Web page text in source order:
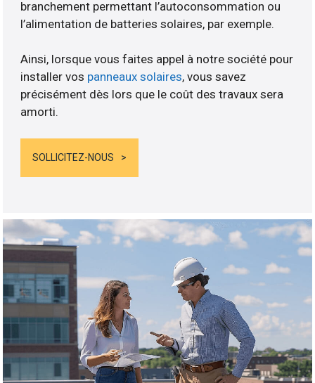
branchement permettant l’autoconsommation ou
l’alimentation de batteries solaires, par exemple.
Ainsi, lorsque vous faites appel à notre société pour
installer vos panneaux solaires, vous savez
précisément dès lors que le coût des travaux sera
amorti.
SOLLICITEZ-NOUS